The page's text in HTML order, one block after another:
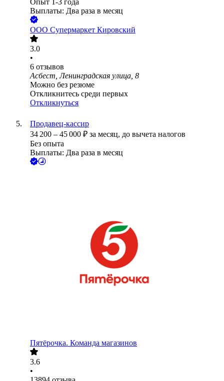
Опыт 1-3 года
Выплаты: Два раза в месяц
ООО Супермаркет Кировский
3.0
•
6 отзывов
Асбест, Ленинградская улица, 8
Можно без резюме
Откликнитесь среди первых
Откликнуться
Продавец-кассир
34 200 – 45 000 ₽ за месяц, до вычета налогов
Без опыта
Выплаты: Два раза в месяц
Пятёрочка. Команда магазинов
3.6
•